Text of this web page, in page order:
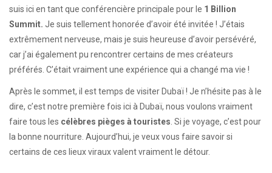
suis ici en tant que conférencière principale pour le 1 Billion
Summit. Je suis tellement honorée d’avoir été invitée ! J’étais
extrêmement nerveuse, mais je suis heureuse d’avoir persévéré,
car j’ai également pu rencontrer certains de mes créateurs
préférés. C’était vraiment une expérience qui a changé ma vie !
Après le sommet, il est temps de visiter Dubaï ! Je n’hésite pas à le
dire, c’est notre première fois ici à Dubaï, nous voulons vraiment
faire tous les célèbres pièges à touristes. Si je voyage, c’est pour
la bonne nourriture. Aujourd’hui, je veux vous faire savoir si
certains de ces lieux viraux valent vraiment le détour.